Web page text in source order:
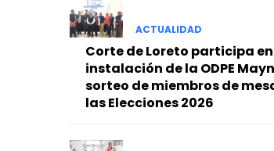
ACTUALIDAD
Corte de Loreto participa
instalación de la ODPE
sorteo de miembros de
las Elecciones 2026